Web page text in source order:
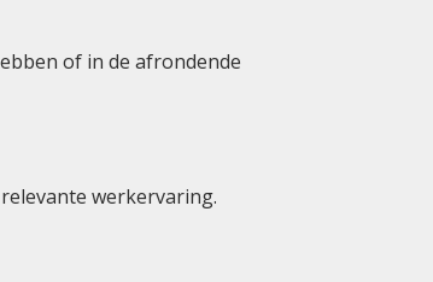
of in de afrondende
werkervaring.